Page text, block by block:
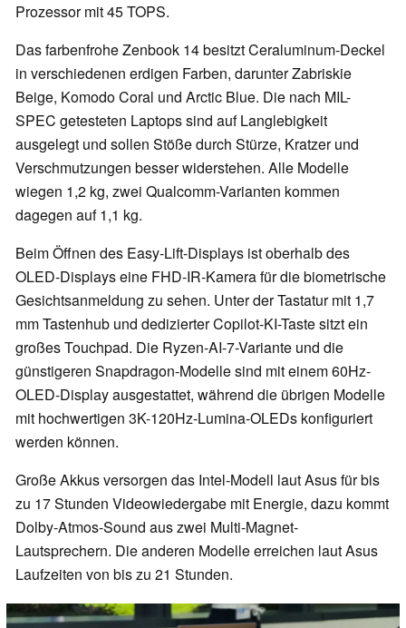
Prozessor mit 45 TOPS.
Das farbenfrohe Zenbook 14 besitzt Ceraluminum-Deckel
in verschiedenen erdigen Farben, darunter Zabriskie
Beige, Komodo Coral und Arctic Blue. Die nach MIL-
SPEC getesteten Laptops sind auf Langlebigkeit
ausgelegt und sollen Stöße durch Stürze, Kratzer und
Verschmutzungen besser widerstehen. Alle Modelle
wiegen 1,2 kg, zwei Qualcomm-Varianten kommen
dagegen auf 1,1 kg.
Beim Öffnen des Easy-Lift-Displays ist oberhalb des
OLED-Displays eine FHD-IR-Kamera für die biometrische
Gesichtsanmeldung zu sehen. Unter der Tastatur mit 1,7
mm Tastenhub und dedizierter Copilot-KI-Taste sitzt ein
großes Touchpad. Die Ryzen-AI-7-Variante und die
günstigeren Snapdragon-Modelle sind mit einem 60Hz-
OLED-Display ausgestattet, während die übrigen Modelle
mit hochwertigen 3K-120Hz-Lumina-OLEDs konfiguriert
werden können.
Große Akkus versorgen das Intel-Modell laut Asus für bis
zu 17 Stunden Videowiedergabe mit Energie, dazu kommt
Dolby-Atmos-Sound aus zwei Multi-Magnet-
Lautsprechern. Die anderen Modelle erreichen laut Asus
Laufzeiten von bis zu 21 Stunden.